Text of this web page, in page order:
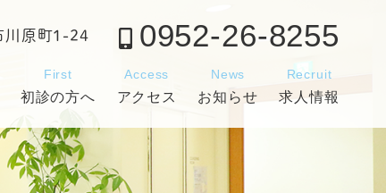
川原町1-24 0952-26-8255
First
初診の方へ
Access
アクセス
News
お知らせ
Recruit
求人情報